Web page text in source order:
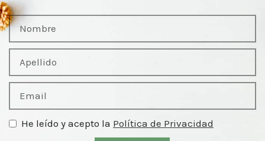
He leído y acepto la Política de Privacidad